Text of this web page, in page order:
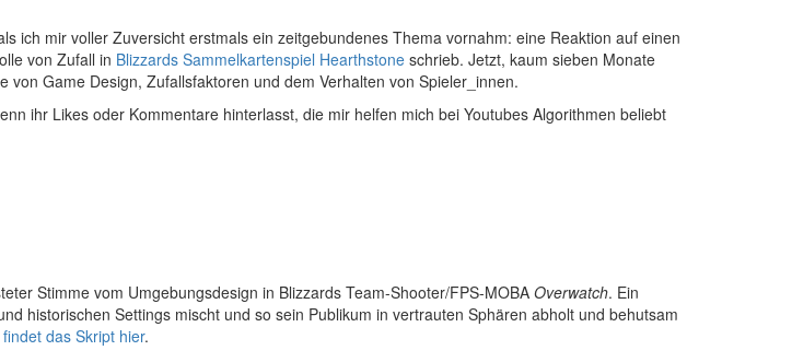
ich mir voller Zuversicht erstmals ein zeitgebundenes Thema vornahm: eine Reaktion auf einen
von Zufall in Blizzards Sammelkartenspiel Hearthstone schrieb. Jetzt, kaum sieben Monate
Game Design, Zufallsfaktoren und dem Verhalten von Spieler_innen.
ihr Likes oder Kommentare hinterlasst, die mir helfen mich bei Youtubes Algorithmen beliebt
Stimme vom Umgebungsdesign in Blizzards Team-Shooter/FPS-MOBA Overwatch. Ein
historischen Settings mischt und so sein Publikum in vertrauten Sphären abholt und behutsam
findet das Skript hier.